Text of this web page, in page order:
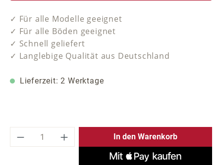
✓ Für alle Modelle geeignet
✓ Für alle Böden geeignet
✓ Schnell geliefert
✓ Langlebige Qualität aus Deutschland
Lieferzeit: 2 Werktage
Produkt Anzahl: Gib den gewünschten
In den Warenkorb